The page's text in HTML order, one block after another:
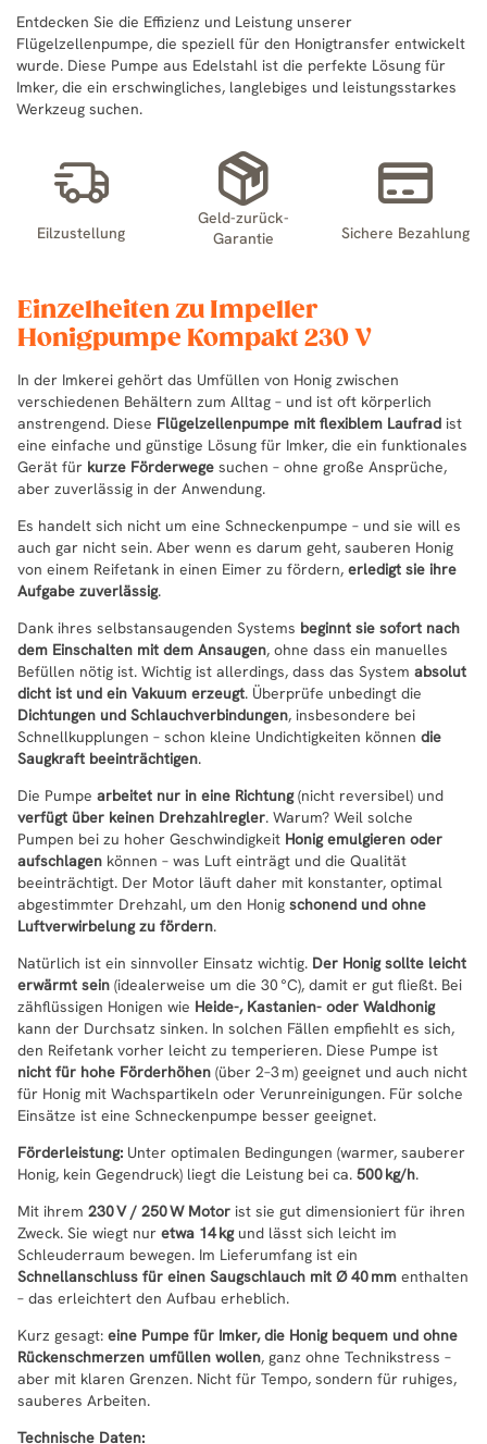
Entdecken Sie die Effizienz und Leistung unserer
Flügelzellenpumpe, die speziell für den Honigtransfer entwickelt
wurde. Diese Pumpe aus Edelstahl ist die perfekte Lösung für
Imker, die ein erschwingliches, langlebiges und leistungsstarkes
Werkzeug suchen.
Eilzustellung
Geld-zurück-
Garantie
Sichere Bezahlung
Einzelheiten zu Impeller
Honigpumpe Kompakt 230 V
In der Imkerei gehört das Umfüllen von Honig zwischen
verschiedenen Behältern zum Alltag – und ist oft körperlich
anstrengend. Diese Flügelzellenpumpe mit flexiblem Laufrad ist
eine einfache und günstige Lösung für Imker, die ein funktionales
Gerät für kurze Förderwege suchen – ohne große Ansprüche,
aber zuverlässig in der Anwendung.
Es handelt sich nicht um eine Schneckenpumpe – und sie will es
auch gar nicht sein. Aber wenn es darum geht, sauberen Honig
von einem Reifetank in einen Eimer zu fördern, erledigt sie ihre
Aufgabe zuverlässig.
Dank ihres selbstansaugenden Systems beginnt sie sofort nach
dem Einschalten mit dem Ansaugen, ohne dass ein manuelles
Befüllen nötig ist. Wichtig ist allerdings, dass das System absolut
dicht ist und ein Vakuum erzeugt. Überprüfe unbedingt die
Dichtungen und Schlauchverbindungen, insbesondere bei
Schnellkupplungen – schon kleine Undichtigkeiten können die
Saugkraft beeinträchtigen.
Die Pumpe arbeitet nur in eine Richtung(nicht reversibel) und
verfügt über keinen Drehzahlregler. Warum? Weil solche
Pumpen bei zu hoher Geschwindigkeit Honig emulgieren oder
aufschlagen können – was Luft einträgt und die Qualität
beeinträchtigt. Der Motor läuft daher mit konstanter, optimal
abgestimmter Drehzahl, um den Honig schonend und ohne
Luftverwirbelung zu fördern.
Natürlich ist ein sinnvoller Einsatz wichtig. Der Honig sollte leicht
erwärmt sein (idealerweise um die 30 °C), damit er gut fließt. Bei
zähflüssigen Honigen wie Heide-, Kastanien- oder Waldhonig
kann der Durchsatz sinken. In solchen Fällen empfiehlt es sich,
den Reifetank vorher leicht zu temperieren. Diese Pumpe ist
nicht für hohe Förderhöhen (über 2–3 m) geeignet und auch nicht
für Honig mit Wachspartikeln oder Verunreinigungen. Für solche
Einsätze ist eine Schneckenpumpe besser geeignet.
Förderleistung: Unter optimalen Bedingungen (warmer, sauberer
Honig, kein Gegendruck) liegt die Leistung bei ca. 500 kg/h.
Mit ihrem 230 V / 250 W Motor ist sie gut dimensioniert für ihren
Zweck. Sie wiegt nur etwa 14 kgund lässt sich leicht im
Schleuderraum bewegen. Im Lieferumfang ist ein
Schnellanschluss für einen Saugschlauch mit Ø 40 mm enthalten
– das erleichtert den Aufbau erheblich.
Kurz gesagt: eine Pumpe für Imker, die Honig bequem und ohne
Rückenschmerzen umfüllen wollen, ganz ohne Technikstress –
aber mit klaren Grenzen. Nicht für Tempo, sondern für ruhiges,
sauberes Arbeiten.
Technische Daten: